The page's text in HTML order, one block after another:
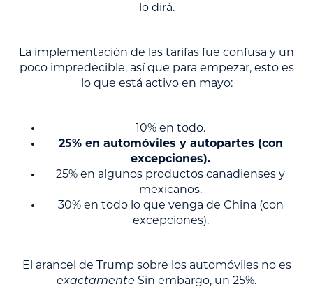
lo dirá.
La implementación de las tarifas fue confusa y un
poco impredecible, así que para empezar, esto es
lo que está activo en mayo:
10% en todo.
25% en automóviles y autopartes (con
excepciones).
25% en algunos productos canadienses y
mexicanos.
30% en todo lo que venga de China (con
excepciones).
El arancel de Trump sobre los automóviles no es
exactamente Sin embargo, un 25%.